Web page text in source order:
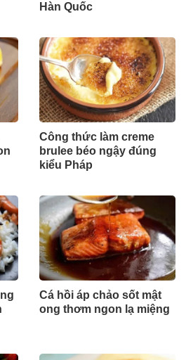
Hàn Quốc
Công thức làm creme
brulee béo ngậy đúng
kiểu Pháp
Cá hồi áp chảo sốt mật
ong thơm ngon lạ miệng